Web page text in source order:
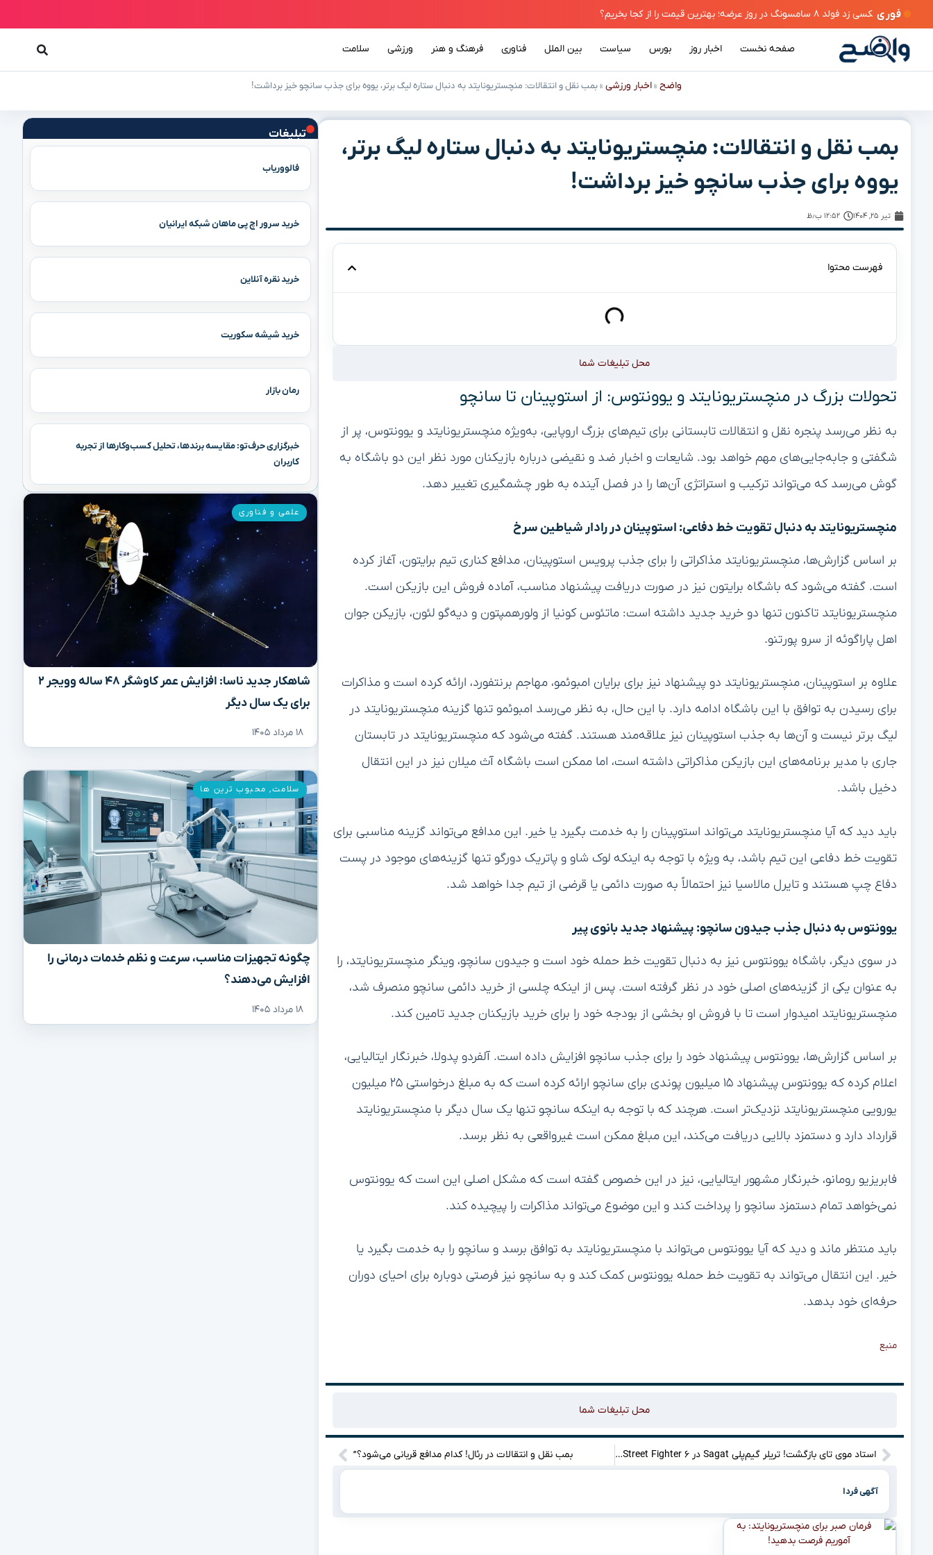
فوریرا از کجا بخریم؟
صفحه نخست اخبار روز بورس سیاست بین الملل فناوری فرهنگ و هنر ورزشی سلامت
واضح »اخبار ورزشی »بمب نقل و انتقالات: منچستریونایتد به دنبال ستاره لیگ برتر، یووه برای جذب سانچو خیز برداشت!
تبلیغات
فالووریاب
خرید سرور اچ پی ماهان شبکه ایرانیان
خرید نقره آنلاین
خرید شیشه سکوریت
رمان بازار
خبرگزاری حرف‌تو: مقایسه برندها، تحلیل کسب‌وکارها از تجربه
کاربران
شاهکار جدید ناسا: افزایش عمر کاوشگر ۴۸ ساله وویجر ۲
برای یک سال دیگر
۱۸ مرداد ۱۴۰۵
علمی و فناوری
چگونه تجهیزات مناسب، سرعت و نظم خدمات درمانی را
افزایش می‌دهند؟
۱۸ مرداد ۱۴۰۵
سلامت, محبوب ترین ها
بمب نقل و انتقالات: منچستریونایتد به دنبال ستاره لیگ برتر،
یووه برای جذب سانچو خیز برداشت!
تیر ۲۵, ۱۴۰۴ ۱۲:۵۲ ب٫ظ
فهرست محتوا
محل تبلیغات شما
تحولات بزرگ در منچستریونایتد و یوونتوس: از استوپینان تا سانچو
به نظر می‌رسد پنجره نقل و انتقالات تابستانی برای تیم‌های بزرگ اروپایی، به‌ویژه منچستریونایتد و یوونتوس، پر از
شگفتی و جابه‌جایی‌های مهم خواهد بود. شایعات و اخبار ضد و نقیضی درباره بازیکنان مورد نظر این دو باشگاه به
گوش می‌رسد که می‌تواند ترکیب و استراتژی آن‌ها را در فصل آینده به طور چشمگیری تغییر دهد.
منچستریونایتد به دنبال تقویت خط دفاعی: استوپینان در رادار شیاطین سرخ
بر اساس گزارش‌ها، منچستریونایتد مذاکراتی را برای جذب پر‌ویس استوپینان، مدافع کناری تیم برایتون، آغاز کرده
است. گفته می‌شود که باشگاه برایتون نیز در صورت دریافت پیشنهاد مناسب، آماده فروش این بازیکن است.
منچستریونایتد تاکنون تنها دو خرید جدید داشته است: ماتئوس کونیا از ولورهمپتون و دیه‌گو لئون، بازیکن جوان
اهل پاراگوئه از سرو پورتنو.
علاوه بر استوپینان، منچستریونایتد دو پیشنهاد نیز برای برایان امبوئمو، مهاجم برنتفورد، ارائه کرده است و مذاکرات
برای رسیدن به توافق با این باشگاه ادامه دارد. با این حال، به نظر می‌رسد امبوئمو تنها گزینه منچستریونایتد در
لیگ برتر نیست و آن‌ها به جذب استوپینان نیز علاقه‌مند هستند. گفته می‌شود که منچستریونایتد در تابستان
جاری با مدیر برنامه‌های این بازیکن مذاکراتی داشته است، اما ممکن است باشگاه آث میلان نیز در این انتقال
دخیل باشد.
باید دید که آیا منچستریونایتد می‌تواند استوپینان را به خدمت بگیرد یا خیر. این مدافع می‌تواند گزینه مناسبی برای
تقویت خط دفاعی این تیم باشد، به ویژه با توجه به اینکه لوک شاو و پاتریک دورگو تنها گزینه‌های موجود در پست
دفاع چپ هستند و تایرل مالاسیا نیز احتمالاً به صورت دائمی یا قرضی از تیم جدا خواهد شد.
یوونتوس به دنبال جذب جیدون سانچو: پیشنهاد جدید بانوی پیر
در سوی دیگر، باشگاه یوونتوس نیز به دنبال تقویت خط حمله خود است و جیدون سانچو، وینگر منچستریونایتد، را
به عنوان یکی از گزینه‌های اصلی خود در نظر گرفته است. پس از اینکه چلسی از خرید دائمی سانچو منصرف شد،
منچستریونایتد امیدوار است تا با فروش او بخشی از بودجه خود را برای خرید بازیکنان جدید تامین کند.
بر اساس گزارش‌ها، یوونتوس پیشنهاد خود را برای جذب سانچو افزایش داده است. آلفردو پدولا، خبرنگار ایتالیایی،
اعلام کرده که یوونتوس پیشنهاد ۱۵ میلیون پوندی برای سانچو ارائه کرده است که به مبلغ درخواستی ۲۵ میلیون
یورویی منچستریونایتد نزدیک‌تر است. هرچند که با توجه به اینکه سانچو تنها یک سال دیگر با منچستریونایتد
قرارداد دارد و دستمزد بالایی دریافت می‌کند، این مبلغ ممکن است غیرواقعی به نظر برسد.
فابریزیو رومانو، خبرنگار مشهور ایتالیایی، نیز در این خصوص گفته است که مشکل اصلی این است که یوونتوس
نمی‌خواهد تمام دستمزد سانچو را پرداخت کند و این موضوع می‌تواند مذاکرات را پیچیده کند.
باید منتظر ماند و دید که آیا یوونتوس می‌تواند با منچستریونایتد به توافق برسد و سانچو را به خدمت بگیرد یا
خیر. این انتقال می‌تواند به تقویت خط حمله یوونتوس کمک کند و به سانچو نیز فرصتی دوباره برای احیای دوران
حرفه‌ای خود بدهد.
منبع
محل تبلیغات شما
استاد موی تای بازگشت! تریلر گیم‌پلی Sagat در Street Fighter ۶ منتشر شد: قدرت، خشم و رازهای جدید” بمب نقل و انتقالات در رئال! کدام مدافع قربانی می‌شود؟”
آگهی فردا